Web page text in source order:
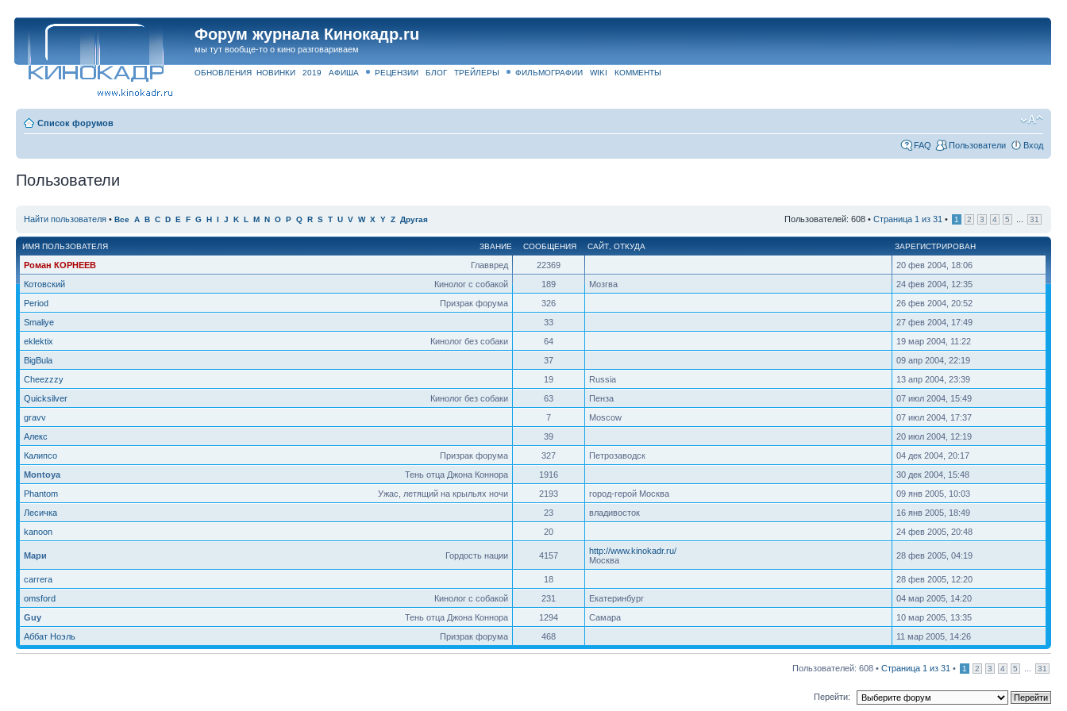
Форум журнала Кинокадр.ru
мы тут вообще-то о кино разговариваем
ОБНОВЛЕНИЯ НОВИНКИ 2019 АФИША РЕЦЕНЗИИ БЛОГ ТРЕЙЛЕРЫ ФИЛЬМОГРАФИИ WIKI КОММЕНТЫ
Список форумов
FAQ Пользователи Вход
Пользователи
Найти пользователя • Все A B C D E F G H I J K L M N O P Q R S T U V W X Y Z Другая Пользователей: 608 • Страница 1 из 31 • 1 2 3 4 5 31
ЗВАНИЕ
ИМЯ ПОЛЬЗОВАТЕЛЯ СООБЩЕНИЯ САЙТ ОТКУДА ЗАРЕГИСТРИРОВАН
Главвред
Роман КОРНЕЕВ 22369
20 фев 2004, 18:06
Кинолог с собакой
Котовский 189 Мозгва
24 фев 2004, 12:35
Призрак форума
Period 326
26 фев 2004, 20:52
Smaliye
33
27 фев 2004, 17:49
Кинолог без собаки
eklektix 64
19 мар 2004, 11:22
BigBula
37
09 апр 2004, 22:19
Cheezzzy
19 Russia
13 апр 2004, 23:39
Кинолог без собаки
Quicksilver 63 Пенза
07 июл 2004, 15:49
gravv
7 Moscow
07 июл 2004, 17:37
Алекс
39
20 июл 2004, 12:19
Призрак форума
Калипсо 327 Петрозаводск
04 дек 2004, 20:17
Тень отца Джона Коннора
Montoya 1916
30 дек 2004, 15:48
Ужас, летящий на крыльях ночи
Phantom 2193 город-герой Москва
09 янв 2005, 10:03
Лесичка
23 владивосток
16 янв 2005, 18:49
kanoon
20 24 фев 2005, 20:48
Гордость нации
Мари 4157
http://www.kinokadr.ru/
Москва
28 фев 2005, 04:19
carrera 18
28 фев 2005, 12:20
Кинолог с собакой
omsford 231 Екатеринбург
04 мар 2005, 14:20
Тень отца Джона Коннора
Guy 1294 Самара
10 мар 2005, 13:35
Призрак форума
Аббат Ноэль 468 11 мар 2005, 14:26
Пользователей: 608 • Страница 1 из 31 • 1 2 3 4 5 31
Перейти: